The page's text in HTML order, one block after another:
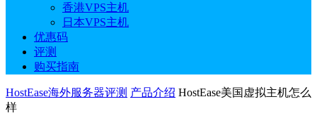
香港VPS主机
日本VPS主机
优惠码
评测
购买指南
HostEase海外服务器评测 产品介绍 HostEase美国虚拟主机怎么
样